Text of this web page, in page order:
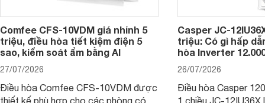
Comfee CFS-10VDM giá nhỉnh 5
triệu, điều hòa tiết kiệm điện 5
sao, kiểm soát ẩm bằng AI
27/07/2026
Điều hòa Comfee CFS-10VDM được
thiết kế phù hợp cho các phòng có
Casper JC-
triệu: Có gì hấp
hòa Inverter
26/07/2026
Điều hòa Casper
1 chiều JC-12IU36X